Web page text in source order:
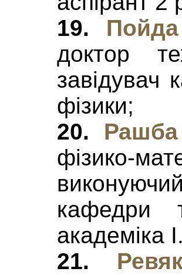
19.
доктор
завідувач
фізики;
20.
Рашба
фізико-
кафедри
академіка
21.